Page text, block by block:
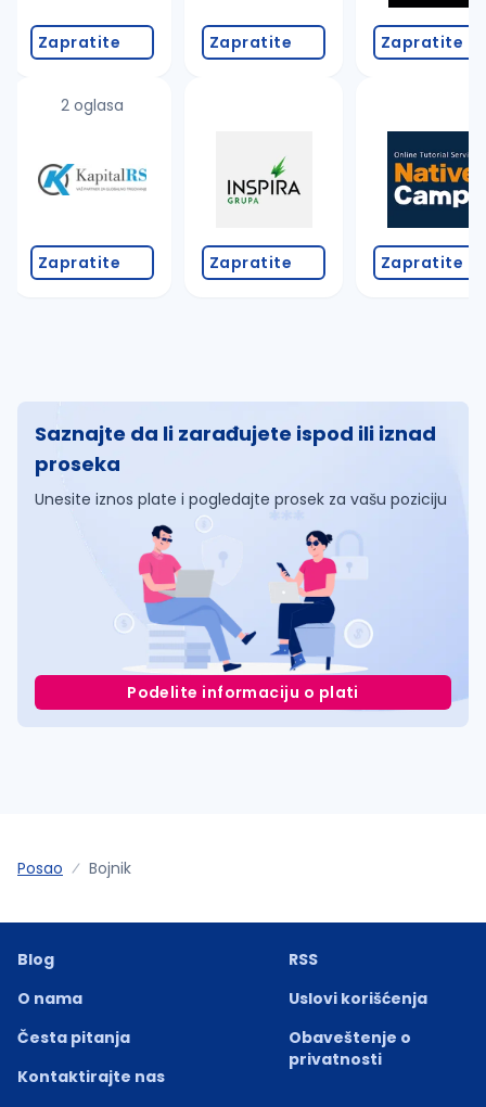
promenite odabrane filtere pretrage
Zapratite
2 oglasa
Zapratite
Zapratite
Zapratite
Zapratite
Zapratite
Saznajte da li zarađujete ispod ili iznad
proseka
Unesite iznos plate i pogledajte prosek za vašu poziciju
Podelite informaciju o plati
Posao Bojnik
Blog
O nama
Česta pitanja
Kontaktirajte nas
RSS
Uslovi korišćenja
Obaveštenje o
privatnosti